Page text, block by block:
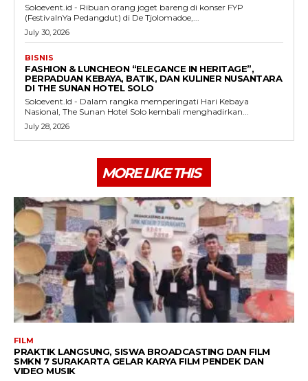
Soloevent.id - Ribuan orang joget bareng di konser FYP
(FestivalnYa Pedangdut) di De Tjolomadoe,...
July 30, 2026
BISNIS
FASHION & LUNCHEON “ELEGANCE IN HERITAGE”,
PERPADUAN KEBAYA, BATIK, DAN KULINER NUSANTARA
DI THE SUNAN HOTEL SOLO
Soloevent.Id - Dalam rangka memperingati Hari Kebaya
Nasional, The Sunan Hotel Solo kembali menghadirkan...
July 28, 2026
MORE LIKE THIS
FILM
PRAKTIK LANGSUNG, SISWA BROADCASTING DAN FILM
SMKN 7 SURAKARTA GELAR KARYA FILM PENDEK DAN
VIDEO MUSIK